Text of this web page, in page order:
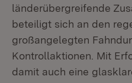
länderübergreifende
beteiligt sich an den
großangelegten
Kontrollaktionen. Mit
damit auch eine